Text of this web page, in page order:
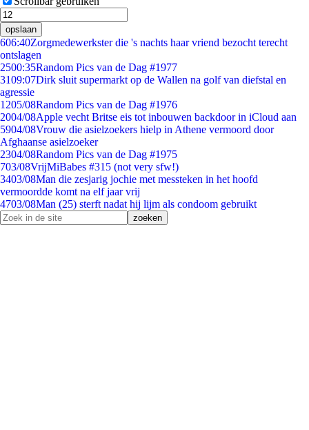
opslaan
606:40Zorgmedewerkster die 's nachts haar vriend bezocht terecht
ontslagen
2500:35Random Pics van de Dag #1977
3109:07Dirk sluit supermarkt op de Wallen na golf van diefstal en
agressie
1205/08Random Pics van de Dag #1976
2004/08Apple vecht Britse eis tot inbouwen backdoor in iCloud aan
5904/08Vrouw die asielzoekers hielp in Athene vermoord door
Afghaanse asielzoeker
2304/08Random Pics van de Dag #1975
703/08VrijMiBabes #315 (not very sfw!)
3403/08Man die zesjarig jochie met messteken in het hoofd
vermoordde komt na elf jaar vrij
4703/08Man (25) sterft nadat hij lijm als condoom gebruikt